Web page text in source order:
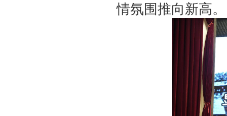
情氛围推向新高。